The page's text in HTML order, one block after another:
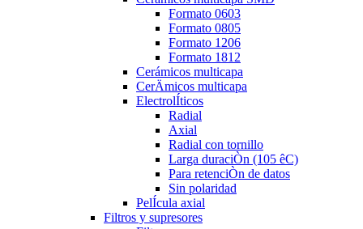
Formato 0603
Formato 0805
Formato 1206
Formato 1812
Cerámicos multicapa
CerÄmicos multicapa
ElectrolÍticos
Radial
Axial
Radial con tornillo
Larga duraciÒn (105 êC)
Para retenciÒn de datos
Sin polaridad
PelÍcula axial
Filtros y supresores